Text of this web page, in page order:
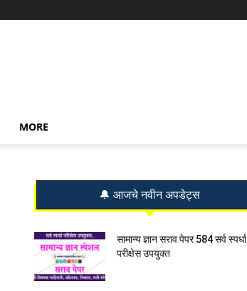
MORE
🔔 आजचे नवीन अपडेट्स
सामान्य ज्ञान सराव पेपर 584 सर्व स्पर्धा
परीक्षेस उपयुक्त